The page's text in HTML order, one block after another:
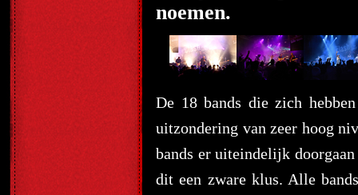
noemen.
De 18 bands die zich
uitzondering van zeer hoog
bands er uiteindelijk
dit een zware klus. Alle